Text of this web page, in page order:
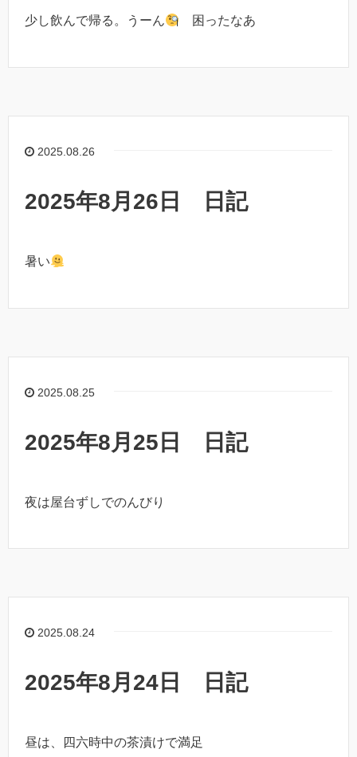
少し飲んで帰る。うーん 困ったなあ
2025.08.26
2025年8月26日 日記
暑い
2025.08.25
2025年8月25日 日記
夜は屋台ずしでのんびり
2025.08.24
2025年8月24日 日記
昼は、四六時中の茶漬けで満足